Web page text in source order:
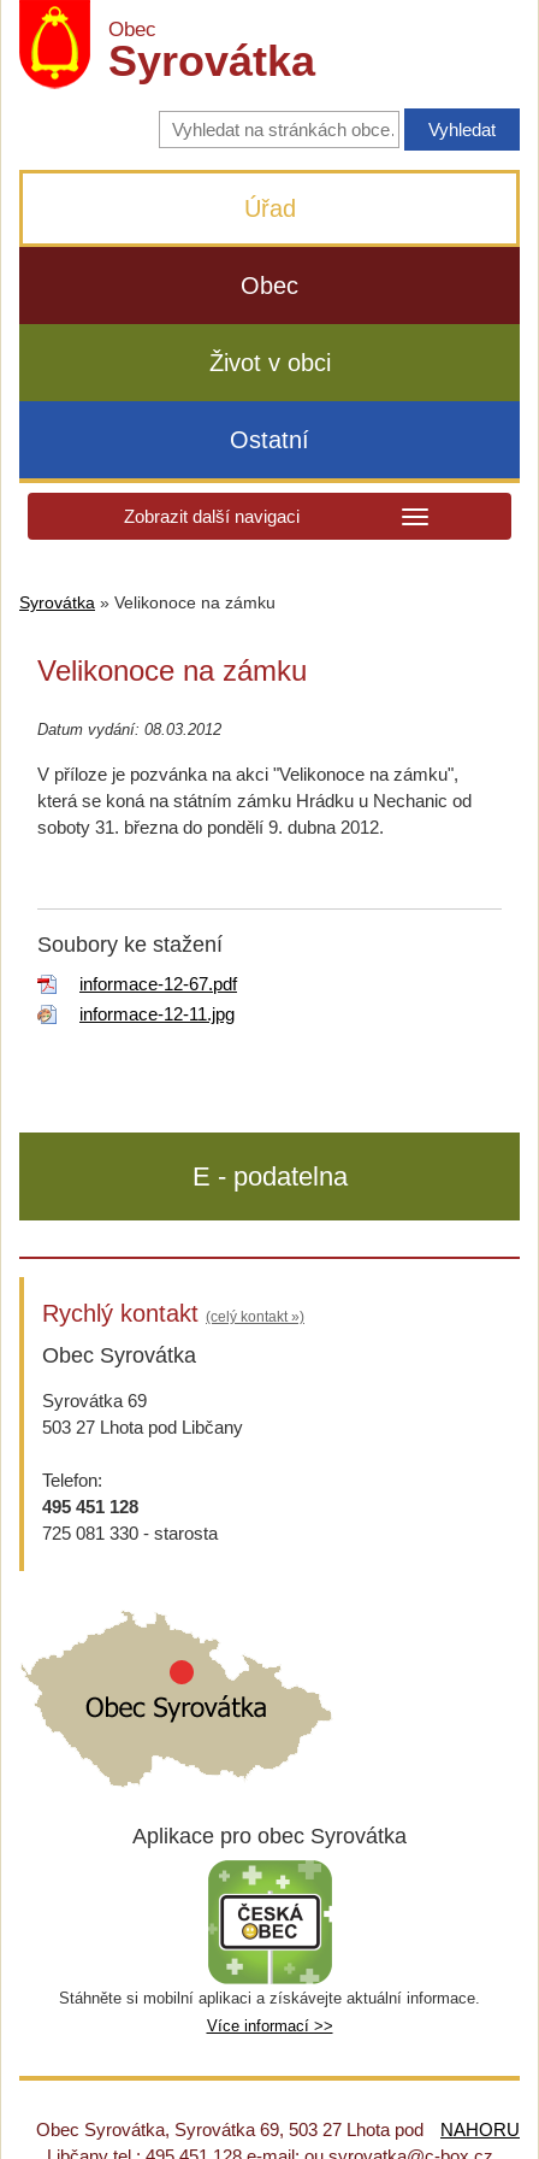
Obec
Syrovátka
Vyhledávání
na
stránkách
Úřad
Obec
Život v obci
Ostatní
Zobrazit další navigaci
Syrovátka » Velikonoce na zámku
Velikonoce na zámku
Datum vydání: 08.03.2012
V příloze je pozvánka na akci "Velikonoce na zámku",
která se koná na státním zámku Hrádku u Nechanic od
soboty 31. března do pondělí 9. dubna 2012.
Soubory ke stažení
informace-12-67.pdf
informace-12-11.jpg
E - podatelna
Rychlý kontakt (celý kontakt »)
Obec Syrovátka
Syrovátka 69
503 27 Lhota pod Libčany
Telefon:
495 451 128
725 081 330 - starosta
Aplikace pro obec Syrovátka
Stáhněte si mobilní aplikaci a získávejte aktuální informace.
Více informací >>
NAHORU
Obec Syrovátka, Syrovátka 69, 503 27 Lhota pod